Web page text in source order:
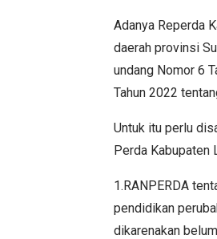
Adanya Reperda
daerah provinsi
undang Nomor 6
Tahun 2022
Untuk itu perlu
Perda Kabupaten
1.RANPERDA
pendidikan
dikarenakan